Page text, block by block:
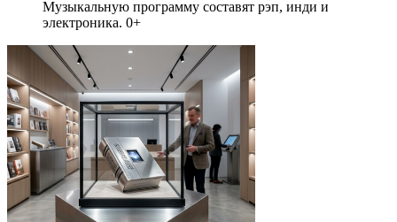
Музыкальную программу составят рэп, инди и
электроника. 0+